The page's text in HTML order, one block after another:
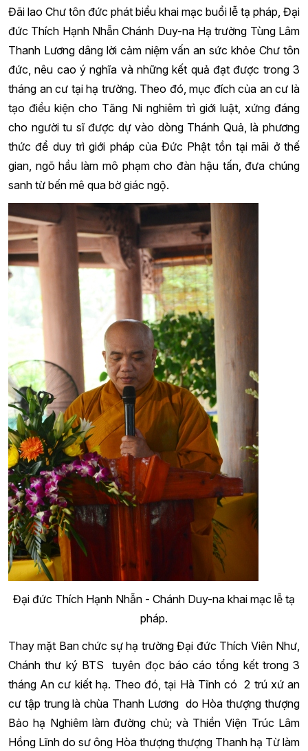
Đãi lao Chư tôn đức phát biểu khai mạc buổi lễ tạ pháp, Đại
đức Thích Hạnh Nhẫn Chánh Duy-na Hạ trường Tùng Lâm
Thanh Lương dâng lời cảm niệm vấn an sức khỏe Chư tôn
đức, nêu cao ý nghĩa và những kết quả đạt được trong 3
tháng an cư tại hạ trường. Theo đó, mục đích của an cư là
tạo điều kiện cho Tăng Ni nghiêm trì giới luật, xứng đáng
cho người tu sĩ được dự vào dòng Thánh Quả, là phương
thức để duy trì giới pháp của Đức Phật tồn tại mãi ở thế
gian, ngõ hầu làm mô phạm cho đàn hậu tấn, đưa chúng
sanh từ bến mê qua bờ giác ngộ.
Đại đức Thích Hạnh Nhẫn - Chánh Duy-na khai mạc lễ tạ
pháp.
Thay mặt Ban chức sự hạ trường Đại đức Thích Viên Như,
Chánh thư ký BTS tuyên đọc báo cáo tổng kết trong 3
tháng An cư kiết hạ. Theo đó, tại Hà Tĩnh có 2 trú xứ an
cư tập trung là chùa Thanh Lương do Hòa thượng thượng
Bảo hạ Nghiêm làm đường chủ; và Thiền Viện Trúc Lâm
Hồng Lĩnh do sư ông Hòa thượng thượng Thanh hạ Từ làm